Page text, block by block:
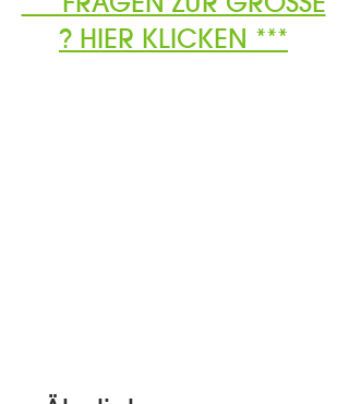
? HIER KLICKEN ***